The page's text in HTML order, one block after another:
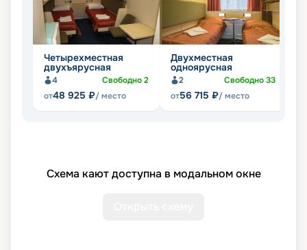
Четырехместная
двухъярусная
4 Свободно2
от48 925 ₽/ место
Двухместная
одноярусная
2 Свободно33
от56 715 ₽/ место
Схема кают доступна в модальном окне